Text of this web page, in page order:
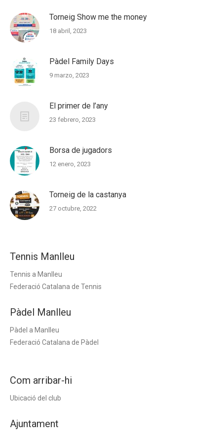
Torneig Show me the money
18 abril, 2023
Pàdel Family Days
9 marzo, 2023
El primer de l’any
23 febrero, 2023
Borsa de jugadors
12 enero, 2023
Torneig de la castanya
27 octubre, 2022
Tennis Manlleu
Tennis a Manlleu
Federació Catalana de Tennis
Pàdel Manlleu
Pàdel a Manlleu
Federació Catalana de Pàdel
Com arribar-hi
Ubicació del club
Ajuntament